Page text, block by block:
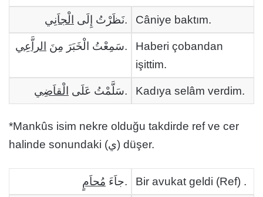
نَظَرْتُ إِلَى الْجاَنِي . Câniye baktım.
سَمِعْتُ الْخَبَرَ مِنَ الراَّعِي .
Haberi çobandan
işittim.
سَلَّمْتُ عَلَى الْقاَضِي . Kadıya selâm verdim.
*Mankûs isim nekre olduğu takdirde ref ve cer
halinde sonundaki (ي) düşer.
جاَءَ مُحاَمٍ . Bir avukat geldi (Ref) .